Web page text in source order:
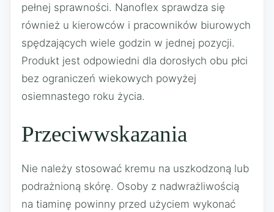
pełnej sprawności. Nanoflex sprawdza się
również u kierowców i pracowników biurowych
spędzających wiele godzin w jednej pozycji.
Produkt jest odpowiedni dla dorosłych obu płci
bez ograniczeń wiekowych powyżej
osiemnastego roku życia.
Przeciwwskazania
Nie należy stosować kremu na uszkodzoną lub
podrażnioną skórę. Osoby z nadwrażliwością
na tiaminę powinny przed użyciem wykonać